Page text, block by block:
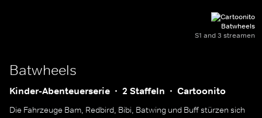
Batwheels
S1 and 3 streamen
Batwheels
Kinder-Abenteuerserie 2 Staffeln Cartoonito
Die Fahrzeuge Bam, Redbird, Bibi, Batwing und Buff stürzen sich